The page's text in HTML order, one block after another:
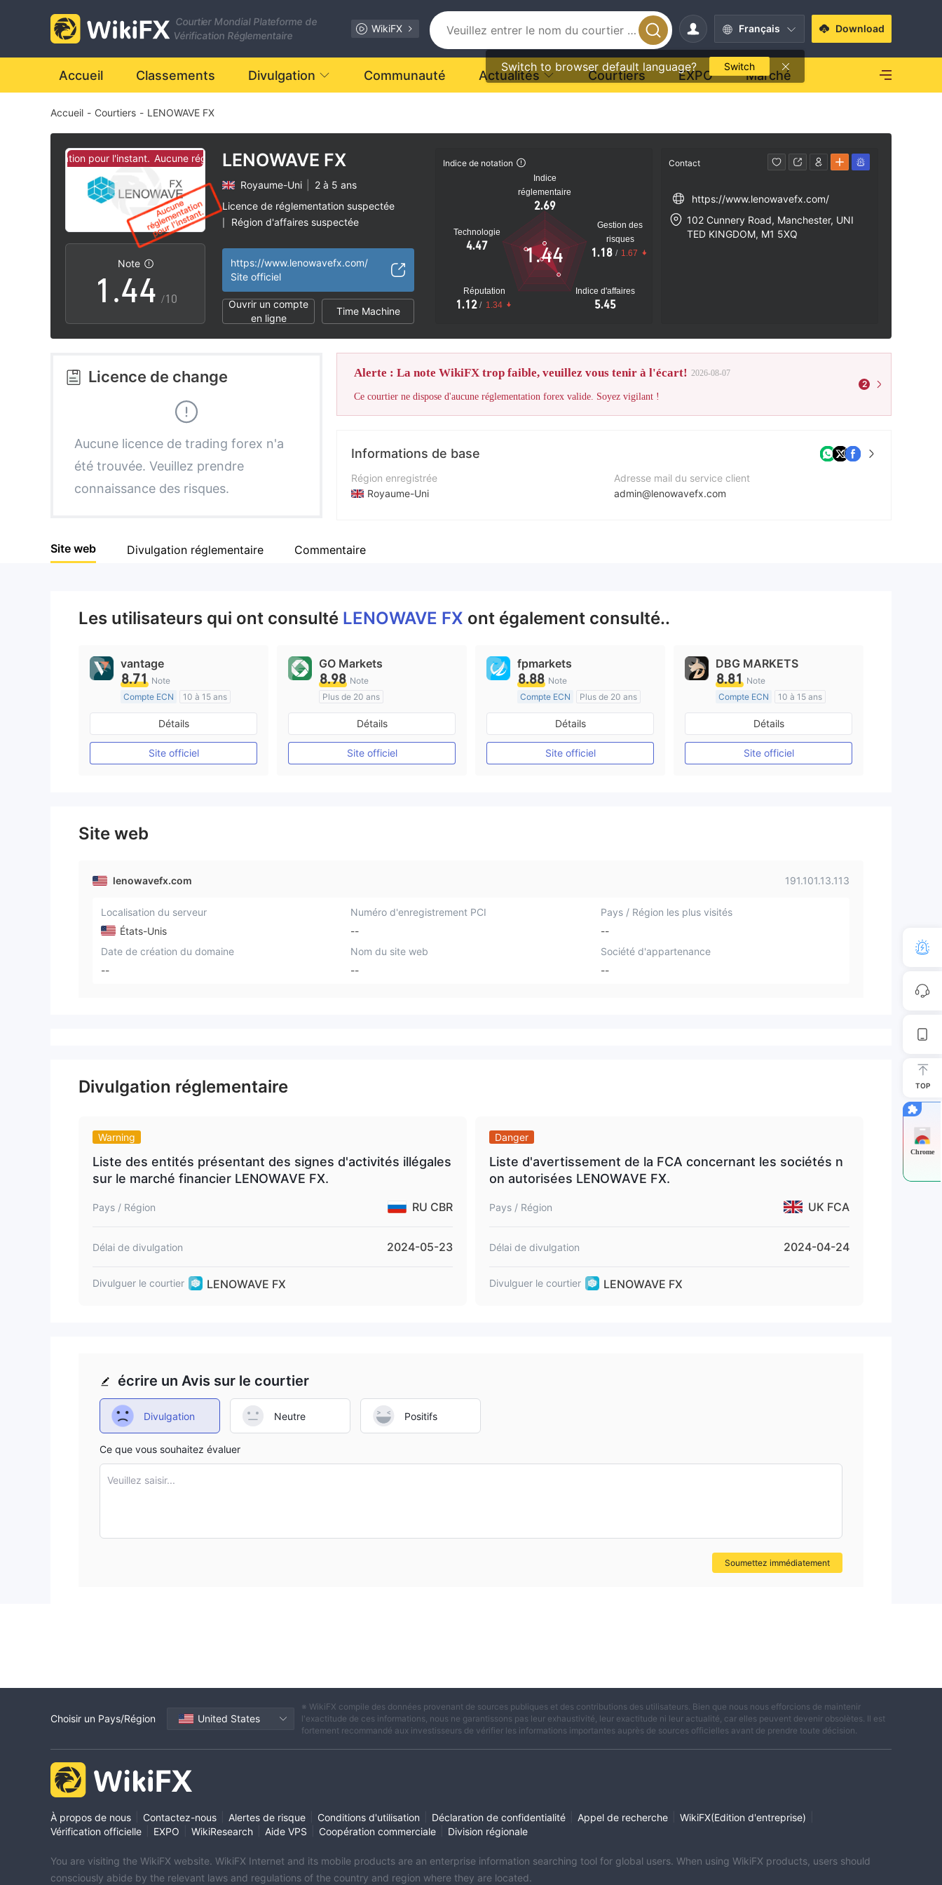
Courtier Mondial Plateforme de
Vérification Réglementaire
WikiFX Français
Switch to browser default language? Switch
Download
Accueil Classements Divulgation Communauté Actualités Courtiers EXPO Marché
Accueil - Courtiers - LENOWAVE FX
réglementation pour l'instant. Aucune réglementation pour l'instant.
Note
0
1
2
3
5
6
8
9
.
0
1
2
3
4
5
6
8
9
0
1
2
3
4
5
6
8
9
/10
LENOWAVE FX
Royaume-Uni
2 à 5 ans
Licence de réglementation suspectée
Région d'affaires suspectée
https://www.lenowavefx.com/
Site officiel
Ouvrir un compte
en ligne
Time Machine
Indice de notation
Indice
réglementaire
2.69
Technologie
4.47
Réputation
1.12 / 1.34
Indice d'affaires
5.45
Gestion des
risques
1.18 / 1.67
1.44
Contact
https://www.lenowavefx.com/
102 Cunnery Road, Manchester, UNI
TED KINGDOM, M1 5XQ
Licence de change
Aucune licence de trading forex n'a
été trouvée. Veuillez prendre
connaissance des risques.
Alerte : La note WikiFX trop faible, veuillez vous tenir à l'écart! 2026-08-07
Ce courtier ne dispose d'aucune réglementation forex valide. Soyez vigilant !
2
Informations de base
Région enregistrée
Royaume-Uni
Société
Adresse mail du service client
admin@lenowavefx.com
Site web Divulgation réglementaire Commentaire
Les utilisateurs qui ont consulté LENOWAVE FX ont également consulté..
vantage
8.71 Note
Compte ECN
10 à 15 ans
Réglementation de Australie
Market Making (MM)
Etiquette principale MT4
Détails
Site officiel
GO Markets
8.98 Note
Plus de 20 ans
Réglementation de Australie
Market Making (MM)
cTrader
Détails
Site officiel
fpmarkets
8.88 Note
Compte ECN
Plus de 20 ans
Réglementation de Australie
Market Making (MM)
Etiquette principale MT4
Détails
Site officiel
DBG MARKETS
8.81 Note
Compte ECN
10 à 15 ans
Réglementation de Australie
Market Making (MM)
Etiquette principale MT4
Détails
Site officiel
Site web
lenowavefx.com 191.101.13.113
Localisation du serveur
États-Unis
Numéro d'enregistrement PCI
--
Pays / Région les plus visités
--
Date de création du domaine
--
Nom du site web
--
Société d'appartenance
--
Divulgation réglementaire
Warning
Liste des entités présentant des signes d'activités illégales
sur le marché financier LENOWAVE FX.
Pays / Région RU CBR
Délai de divulgation 2024-05-23
Divulguer le courtier LENOWAVE FX
Danger
Liste d'avertissement de la FCA concernant les sociétés n
on autorisées LENOWAVE FX.
Pays / Région UK FCA
Délai de divulgation 2024-04-24
Divulguer le courtier LENOWAVE FX
écrire un Avis sur le courtier
Divulgation Neutre Positifs
Ce que vous souhaitez évaluer
Veuillez saisir...
Soumettez immédiatement
TOP
Chrome
Choisir un Pays/Région United States
※ WikiFX compile des données provenant de sources publiques et des contributions des utilisateurs. Bien que nous nous efforcions de maintenir
l'exactitude de ces informations, nous ne garantissons pas leur exhaustivité, leur exactitude ni leur actualité, car elles peuvent devenir obsolètes. Il est
fortement recommandé aux investisseurs de vérifier les informations importantes auprès de sources officielles avant de prendre toute décision.
À propos de nous Contactez-nous Alertes de risque Conditions d'utilisation Déclaration de confidentialité Appel de recherche WikiFX(Edition d'entreprise)
Vérification officielle
EXPO WikiResearch Aide VPS Coopération commerciale Division régionale
You are visiting the WikiFX website. WikiFX Internet and its mobile products are an enterprise information searching tool for global users. When using WikiFX products, users should
consciously abide by the relevant laws and regulations of the country and region where they are located.